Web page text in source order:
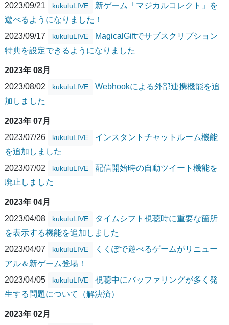
2023/09/21
kukuluLIVE
新ゲーム「マジカルコレクト」を
遊べるようになりました！
2023/09/17
kukuluLIVE
MagicalGiftでサブスクリプション
特典を設定できるようになりました
2023年 08月
2023/08/02
kukuluLIVE
Webhookによる外部連携機能を追
加しました
2023年 07月
2023/07/26
kukuluLIVE
インスタントチャットルーム機能
を追加しました
2023/07/02
kukuluLIVE
配信開始時の自動ツイート機能を
廃止しました
2023年 04月
2023/04/08
kukuluLIVE
タイムシフト視聴時に重要な箇所
を表示する機能を追加しました
2023/04/07
kukuluLIVE
くくぽで遊べるゲームがリニュー
アル＆新ゲーム登場！
2023/04/05
kukuluLIVE
視聴中にバッファリングが多く発
生する問題について（解決済）
2023年 02月